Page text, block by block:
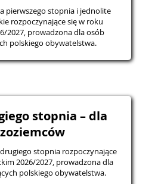
pierwszego stopnia i jednolite
rozpoczynające się w roku
2027, prowadzona dla osób
polskiego obywatelstwa.
stopnia – dla
stopnia rozpoczynające
2026/2027, prowadzona dla
polskiego obywatelstwa.